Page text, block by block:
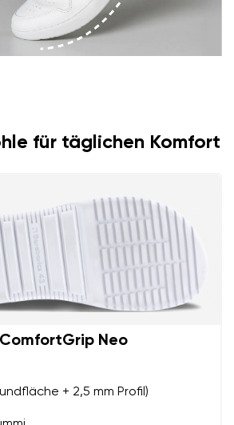
auswählen
Bestätigen
für täglichen Komfort
Neo
+ 2,5 mm Profil)
der eingegebenen
Daten im Sinne von
dieser
der eingegebenen
Daten im Sinne von dieser
hinzufügen